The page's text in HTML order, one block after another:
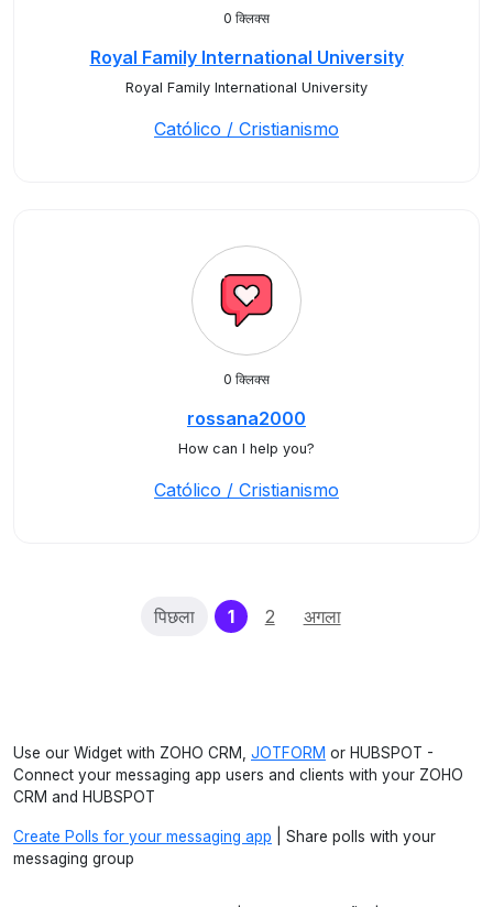
0 क्लिक्स
Royal Family International University
Royal Family International University
Católico / Cristianismo
0 क्लिक्स
rossana2000
How can I help you?
Católico / Cristianismo
पिछला 1(current)
2 अगला
Use our Widget with ZOHO CRM, JOTFORM or HUBSPOT -
Connect your messaging app users and clients with your ZOHO
CRM and HUBSPOT
Create Polls for your messaging app | Share polls with your
messaging group